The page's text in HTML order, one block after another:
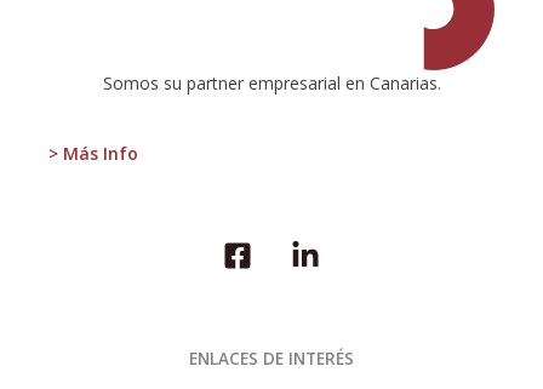
Somos su partner empresarial en Canarias.
> Más Info
ENLACES DE INTERÉS